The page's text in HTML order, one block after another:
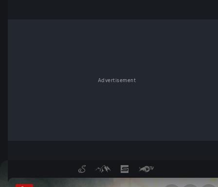
Advertisement
Das Tauerntunnel-Inferno |